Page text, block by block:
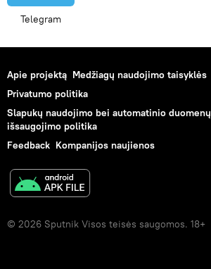
Telegram
Apie projektą Medžiagų naudojimo taisyklės
Privatumo politika
Slapukų naudojimo bei automatinio duomenų
išsaugojimo politika
Feedback Kompanijos naujienos
© 2026 Sputnik Visos teisės saugomos. 18+